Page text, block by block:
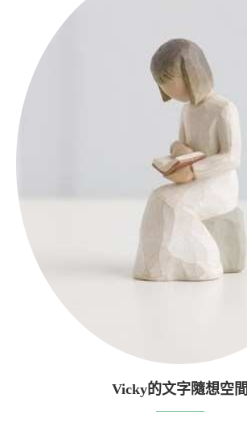
Vicky的文字隨想空間